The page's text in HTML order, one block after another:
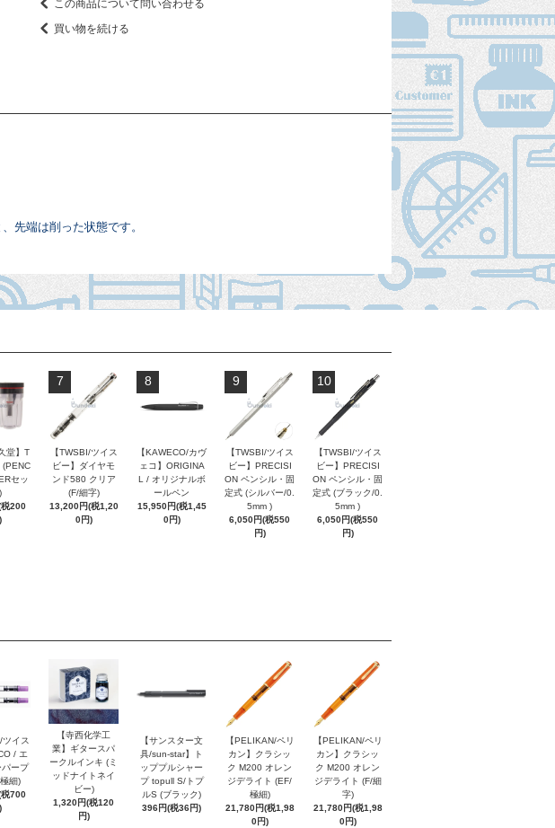
この商品について問い合わせる
買い物を続ける
先端は削った状態です。
堂】T
(PENC
セッ
200
7
【TWSBI/ツイス
ビー】ダイヤモ
ンド580 クリア
(F/細字)
13,200円(税1,20
0円)
8
【KAWECO/カヴ
ェコ】ORIGINA
L / オリジナルボ
ールペン
15,950円(税1,45
0円)
9
【TWSBI/ツイス
ビー】PRECISI
ON ペンシル・固
定式 (シルバー/0.
5mm )
6,050円(税550
円)
10
【TWSBI/ツイス
ビー】PRECISI
ON ペンシル・固
定式 (ブラック/0.
5mm )
6,050円(税550
円)
ツイス
/ エ
パープ
細)
700
【寺西化学工
業】ギタースパ
ークルインキ (ミ
ッドナイトネイ
ビー)
1,320円(税120
円)
【サンスター文
具/sun-star】ト
ッププルシャー
プ topull S/トプ
ルS (ブラック)
396円(税36円)
【PELIKAN/ペリ
カン】クラシッ
ク M200 オレン
ジデライト (EF/
極細)
21,780円(税1,98
0円)
【PELIKAN/ペリ
カン】クラシッ
ク M200 オレン
ジデライト (F/細
字)
21,780円(税1,98
0円)